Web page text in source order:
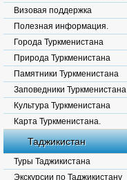
Визовая поддержка
Полезная информация.
Города Туркменистана
Природа Туркменистана
Памятники Туркменистана
Заповедники Туркменистана
Культура Туркменистана
Карта Туркменистана.
Таджикистан
Туры Таджикистана
Экскурсии по Таджикистану